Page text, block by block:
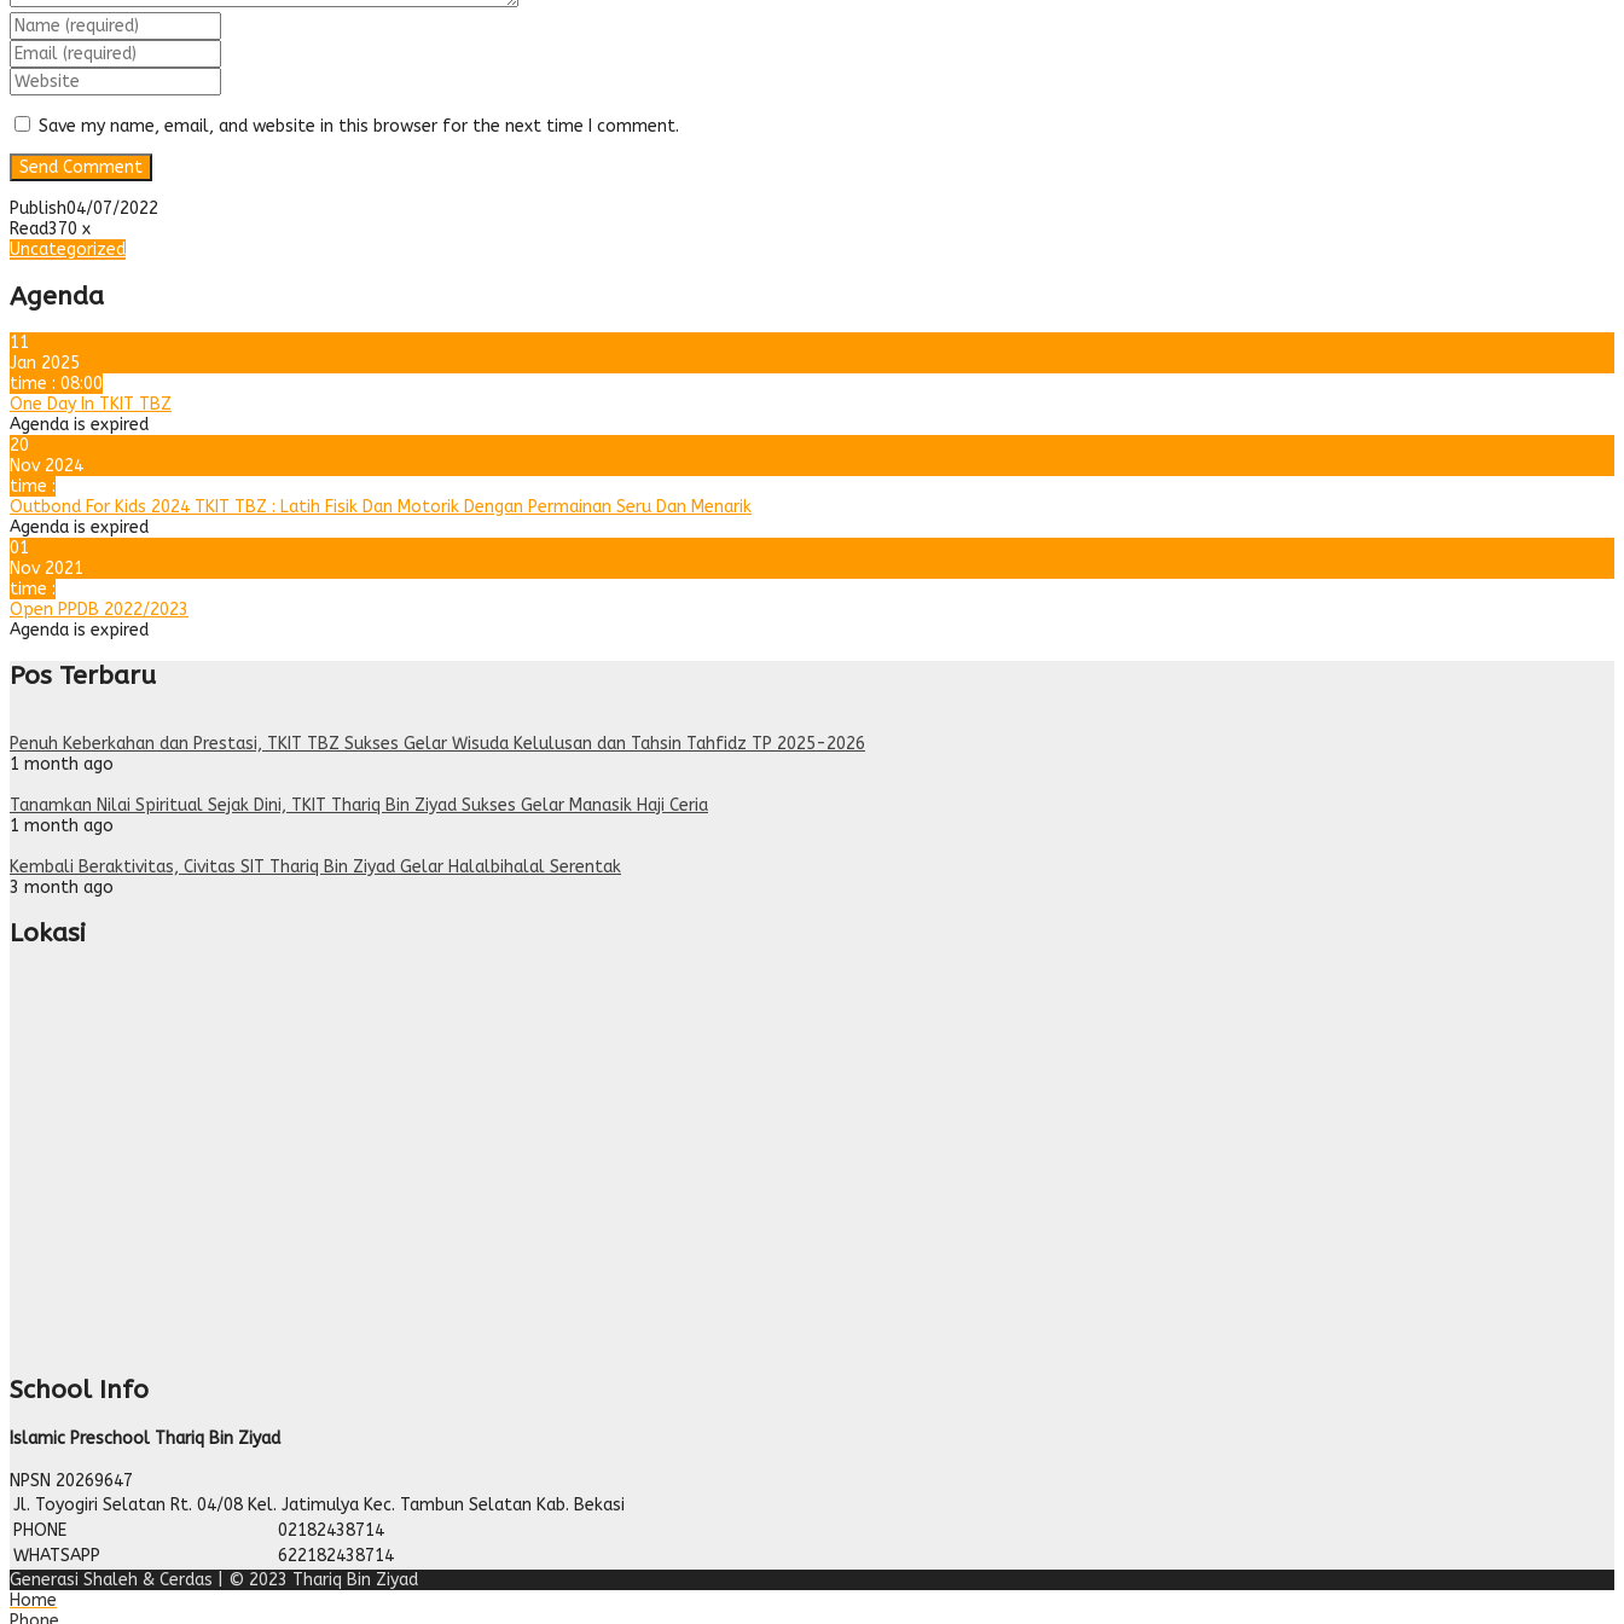
Save my name, email, and website in this browser for the next time I comment.
Publish04/07/2022
Read370 x
Uncategorized
Agenda
11
Jan 2025
time : 08:00
One Day In TKIT TBZ
Agenda is expired
20
Nov 2024
time :
Outbond For Kids 2024 TKIT TBZ : Latih Fisik Dan Motorik Dengan Permainan Seru Dan Menarik
Agenda is expired
01
Nov 2021
time :
Open PPDB 2022/2023
Agenda is expired
Pos Terbaru
Penuh Keberkahan dan Prestasi, TKIT TBZ Sukses Gelar Wisuda Kelulusan dan Tahsin Tahfidz TP 2025-2026
1 month ago
Tanamkan Nilai Spiritual Sejak Dini, TKIT Thariq Bin Ziyad Sukses Gelar Manasik Haji Ceria
1 month ago
Kembali Beraktivitas, Civitas SIT Thariq Bin Ziyad Gelar Halalbihalal Serentak
3 month ago
Lokasi
School Info
Islamic Preschool Thariq Bin Ziyad
NPSN 20269647
Jl. Toyogiri Selatan Rt. 04/08 Kel. Jatimulya Kec. Tambun Selatan Kab. Bekasi
PHONE
02182438714
WHATSAPP
622182438714
Generasi Shaleh & Cerdas | © 2023 Thariq Bin Ziyad
Home